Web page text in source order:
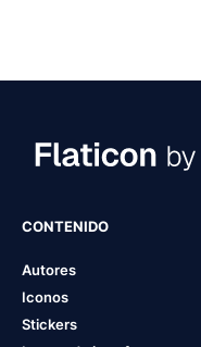
CONTENIDO
Autores
Iconos
Stickers